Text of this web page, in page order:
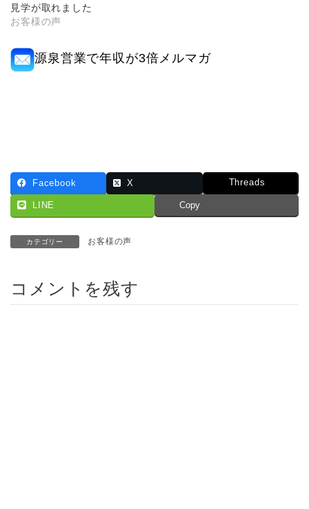
見学が取れました
お客様の声
源泉営業で年収が3倍メルマガ
Facebook X Threads
LINE Copy
カテゴリー お客様の声
コメントを残す